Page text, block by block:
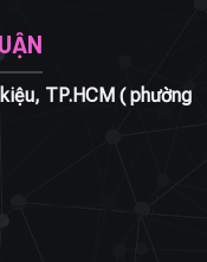
TP.HCM ( phường